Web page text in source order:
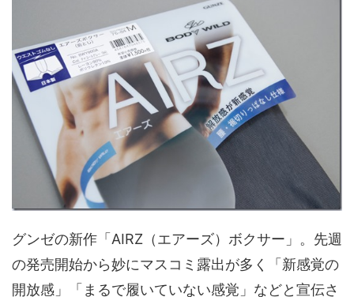
グンゼの新作「AIRZ（エアーズ）ボクサー」。先週
の発売開始から妙にマスコミ露出が多く「新感覚の
開放感」「まるで履いていない感覚」などと宣伝さ